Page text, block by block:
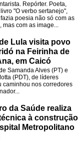
Repórter. Poeta,
"O verbo sertanejo",
poesia não só com as
mas com as image...
Lula visita povo
na Feirinha de
em Caicó
Samanda Alves (PT) e
(PDT), de líderes
caminhou nos corredores
da Saúde realiza
à construção
Metropolitano